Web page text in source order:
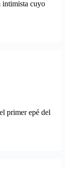
intimista cuyo
primer epé del